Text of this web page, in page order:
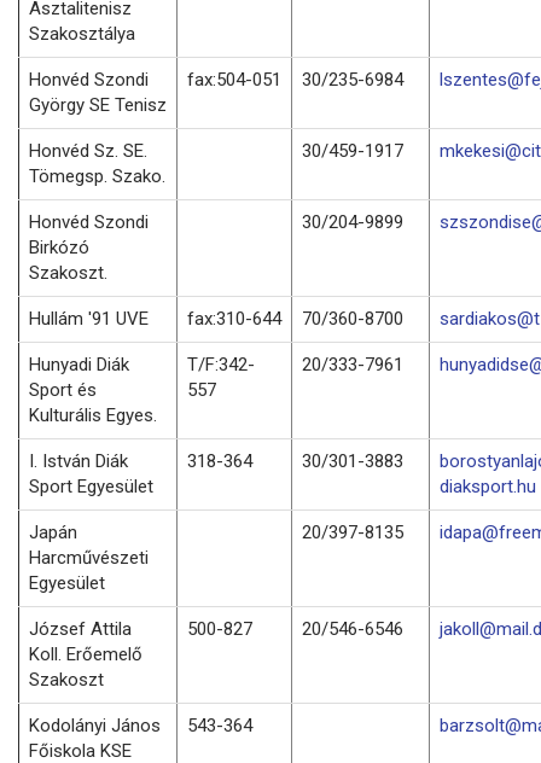
Asztalitenisz
Szakosztálya
Honvéd Szondi
György SE Tenisz
fax:504-051 30/235-6984
Honvéd Sz. SE.
Tömegsp. Szako.
30/459-1917
Honvéd Szondi
Birkózó
Szakoszt.
30/204-9899
Hullám '91 UVE fax:310-644 70/360-8700
Hunyadi Diák
Sport és
Kulturális Egyes.
T/F:342-
557
20/333-7961
I. István Diák
Sport Egyesület
318-364 30/301-3883
diaksport.hu
Japán
Harcművészeti
Egyesület
20/397-8135
József Attila
Koll. Erőemelő
Szakoszt
500-827 20/546-6546
Kodolányi János
Főiskola KSE
543-364